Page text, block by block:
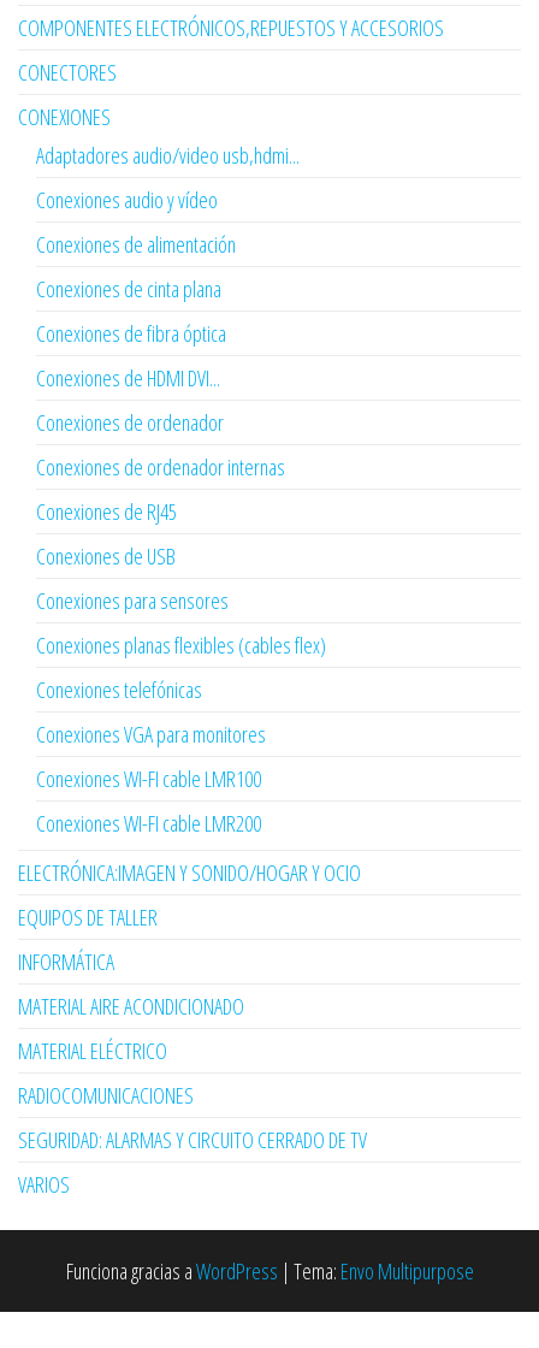
COMPONENTES ELECTRÓNICOS,REPUESTOS Y ACCESORIOS
CONECTORES
CONEXIONES
Adaptadores audio/video usb,hdmi...
Conexiones audio y vídeo
Conexiones de alimentación
Conexiones de cinta plana
Conexiones de fibra óptica
Conexiones de HDMI DVI...
Conexiones de ordenador
Conexiones de ordenador internas
Conexiones de RJ45
Conexiones de USB
Conexiones para sensores
Conexiones planas flexibles (cables flex)
Conexiones telefónicas
Conexiones VGA para monitores
Conexiones WI-FI cable LMR100
Conexiones WI-FI cable LMR200
ELECTRÓNICA:IMAGEN Y SONIDO/HOGAR Y OCIO
EQUIPOS DE TALLER
INFORMÁTICA
MATERIAL AIRE ACONDICIONADO
MATERIAL ELÉCTRICO
RADIOCOMUNICACIONES
SEGURIDAD: ALARMAS Y CIRCUITO CERRADO DE TV
VARIOS
Funciona gracias aWordPress | Tema: Envo Multipurpose